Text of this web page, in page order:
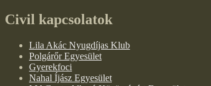
Civil kapcsolatok
Lila Akác Nyugdíjas Klub
Polgárőr Egyesület
Gyerekfoci
Nahal Íjász Egyesület